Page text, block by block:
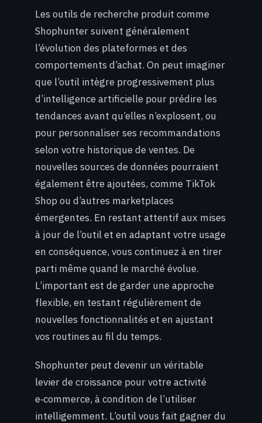
Les outils de recherche produit comme
Shophunter suivent généralement
l’évolution des plateformes et des
comportements d’achat. On peut imaginer
que l’outil intègre progressivement plus
d’intelligence artificielle pour prédire les
tendances avant qu’elles n’explosent, ou
pour personnaliser ses recommandations
selon votre historique de ventes. De
nouvelles sources de données pourraient
également être ajoutées, comme TikTok
Shop ou d’autres marketplaces
émergentes. En restant attentif aux mises
à jour de l’outil et en adaptant votre usage
en conséquence, vous continuez à en tirer
parti même quand le marché évolue.
L’important est de garder une approche
flexible, en testant régulièrement de
nouvelles fonctionnalités et en ajustant
vos routines au fil du temps.
Shophunter peut devenir un véritable
levier de croissance pour votre activité
e‑commerce, à condition de l’utiliser
intelligemment. L’outil vous fait gagner du